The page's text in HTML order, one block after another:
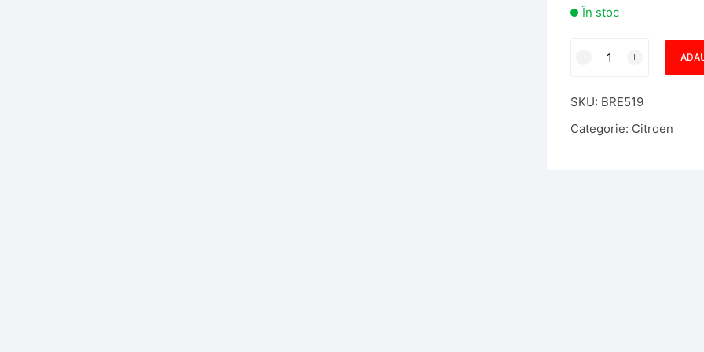
În stoc
Carcasa
Briceag
Citroen
SKU: BRE519
Categorie: Citroen